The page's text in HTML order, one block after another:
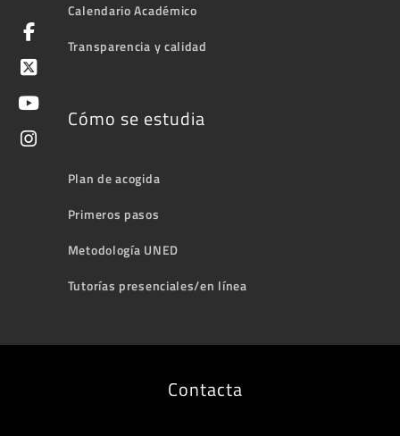
Calendario Académico
Transparencia y calidad
Cómo se estudia
Plan de acogida
Primeros pasos
Metodología UNED
Tutorías presenciales/en línea
Contacta